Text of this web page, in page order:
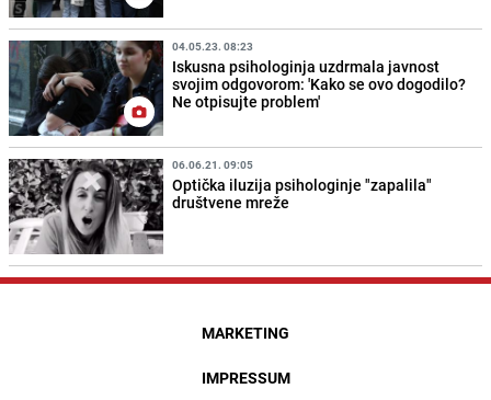
04.05.23. 08:23
Iskusna psihologinja uzdrmala javnost
svojim odgovorom: 'Kako se ovo dogodilo?
Ne otpisujte problem'
06.06.21. 09:05
Optička iluzija psihologinje "zapalila"
društvene mreže
MARKETING
IMPRESSUM